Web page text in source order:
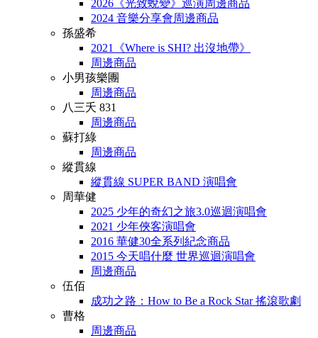
2026《光致蛻變》巡演周邊商品
2024 音樂分享會周邊商品
孫盛希
2021《Where is SHI? 出沒地帶》
周邊商品
小男孩樂團
周邊商品
八三夭 831
周邊商品
蘇打綠
周邊商品
縱貫線
縱貫線 SUPER BAND 演唱會
周華健
2025 少年的奇幻之旅3.0巡迴演唱會
2021 少年俠客演唱會
2016 華健30全系列紀念商品
2015 今天唱什麼 世界巡迴演唱會
周邊商品
伍佰
成功之路：How to Be a Rock Star 搖滾歌劇
曹格
周邊商品